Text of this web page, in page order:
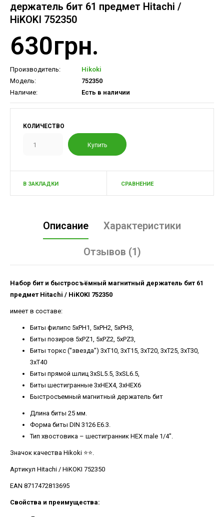
держатель бит 61 предмет Hitachi /
HiKOKI 752350
630грн.
Производитель:
Hikoki
Модель:
752350
Наличие:
Есть в наличии
КОЛИЧЕСТВО
В ЗАКЛАДКИ СРАВНЕНИЕ
Описание Характеристики
Отзывов (1)
Набор бит и быстросъёмный магнитный держатель бит 61
предмет Hitachi / HiKOKI 752350
имеет в составе:
Биты филипс 5xPH1, 5xPH2, 5xPH3,
Биты позиров 5xPZ1, 5xPZ2, 5xPZ3,
Биты торкс ("звезда") 3xT10, 3xT15, 3xT20, 3xT25, 3xT30,
3xT40
Биты прямой шлиц 3xSL5.5, 3xSL6.5,
Биты шестигранные 3xHEX4, 3xHEX6
Быстросъемный магнитный держатель бит
Длина биты 25 мм.
Форма биты DIN 3126 E6.3.
Тип хвостовика – шестигранник HEX male 1/4".
Значок качества Hikoki ⭐️⭐️.
Артикул Hitachi / HiKOKI 752350
EAN 8717472813695
Свойства и преимущества: